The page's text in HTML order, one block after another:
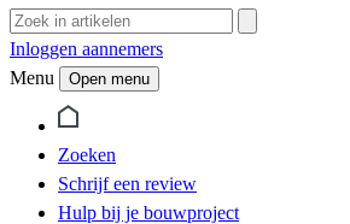
Inloggen aannemers
Menu
Open menu
Zoeken
Schrijf een review
Hulp bij je bouwproject